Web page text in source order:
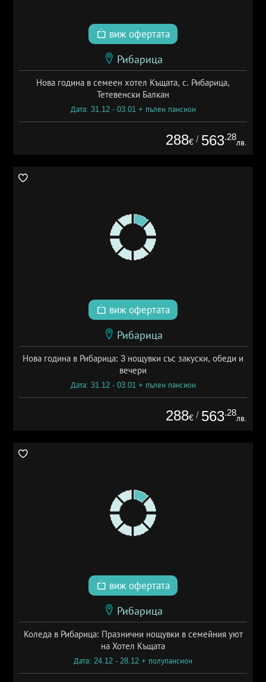
виж офертата
Рибарица
Нова година в семеен хотел Къщата, с. Рибарица,
Тетевенски Балкан
Дата: 31.12 - 03.01 + пълен пансион
288€ / 563.28
лв.
виж офертата
Рибарица
Нова година в Рибарица: 3 нощувки със закуски, обеди и
вечери
Дата: 31.12 - 03.01 + пълен пансион
288€ / 563.28
лв.
виж офертата
Рибарица
Коледа в Рибарица: Празнични нощувки в семейния уют
на Хотел Къщата
Дата: 24.12 - 28.12 + полупансион